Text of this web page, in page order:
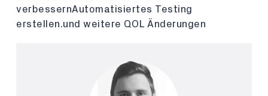
verbessernAutomatisiertes Testing
erstellen.und weitere QOL Änderungen